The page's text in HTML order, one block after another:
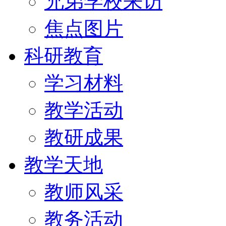
焦点图片
科研教育
学习材料
教学活动
教研成果
教学天地
教师风采
教务活动